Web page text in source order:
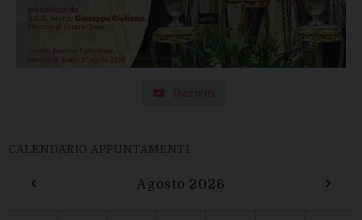
Iscriviti
CALENDARIO APPUNTAMENTI
‹ Agosto 2026 ›